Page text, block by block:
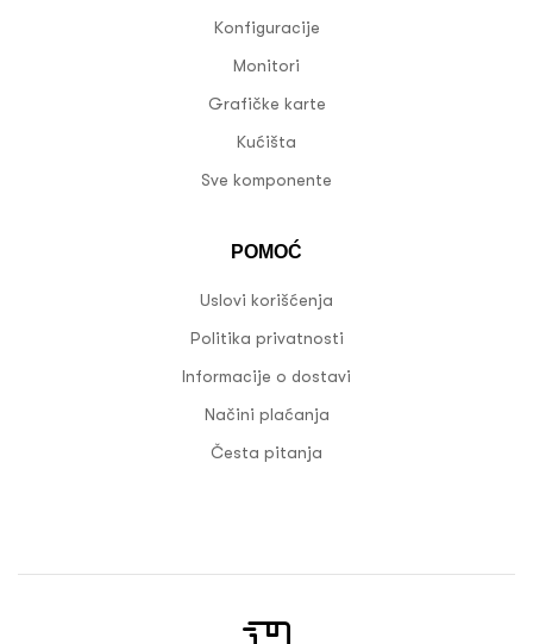
Konfiguracije
Monitori
Grafičke karte
Kućišta
Sve komponente
POMOĆ
Uslovi korišćenja
Politika privatnosti
Informacije o dostavi
Načini plaćanja
Česta pitanja